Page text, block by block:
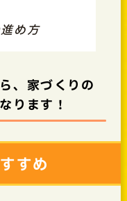
め方
、家づくりの
ります！
すめ